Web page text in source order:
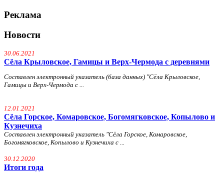
Реклама
Новости
30.06.2021
Сёла Крыловское, Гамицы и Верх-Чермода с деревнями
Составлен электронный указатель (база данных) "Сёла Крыловское,
Гамицы и Верх-Чермода с ...
12.01.2021
Сёла Горское, Комаровское, Богомягковское, Копылово и
Кузнечиха
Составлен электронный указатель "Сёла Горское, Комаровское,
Богомягковское, Копылово и Кузнечиха с ...
30.12.2020
Итоги года